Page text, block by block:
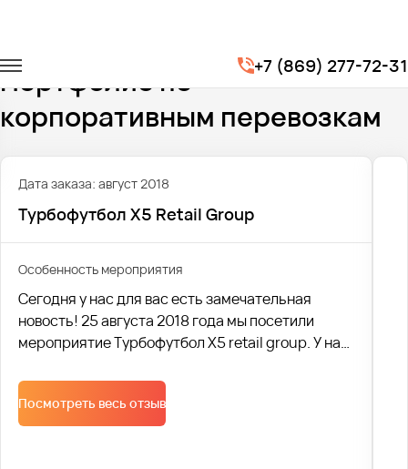
+7 (869) 277-72-31
Корпоративные перевозки
Портфолио по
корпоративным перевозкам
Дата заказа: август 2018
Турбофутбол X5 Retail Group
Особенность мероприятия
Сегодня у нас для вас есть замечательная
новость! 25 августа 2018 года мы посетили
мероприятие Турбофутбол X5 retail group. У нас
порадовать!
Посмотреть весь отзыв